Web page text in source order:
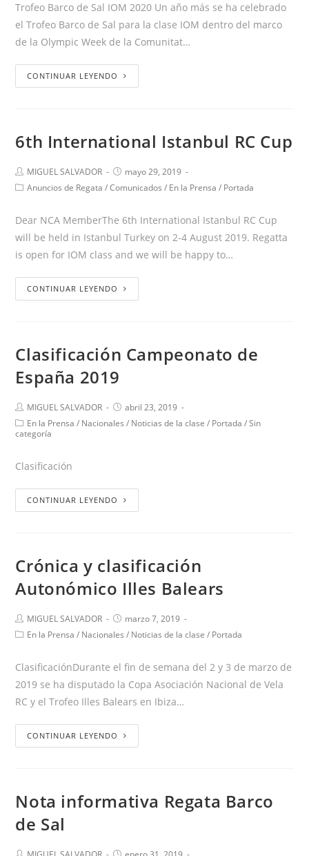
Trofeo Barco de Sal IOM 2020 Un año más se ha celebrado
el Trofeo Barco de Sal para la clase IOM dentro del marco
de la Olympic Week de la Comunitat…
CONTINUAR LEYENDO
6th International Istanbul RC Cup
MIGUEL SALVADOR
mayo 29, 2019
Anuncios de Regata / Comunicados / En la Prensa / Portada
Dear NCA MemberThe 6th International Istanbul RC Cup
will be held in Istanbul Turkey on 2-4 August 2019. Regatta
is open for IOM class and we will be happy to…
CONTINUAR LEYENDO
Clasificación Campeonato de
España 2019
MIGUEL SALVADOR
abril 23, 2019
En la Prensa / Nacionales / Noticias de la clase / Portada / Sin
categoría
Clasificación
CONTINUAR LEYENDO
Crónica y clasificación
Autonómico Illes Balears
MIGUEL SALVADOR
marzo 7, 2019
En la Prensa / Nacionales / Noticias de la clase / Portada
ClasificaciónDurante el fin de semana del 2 y 3 de marzo de
2019 se ha disputado la Copa Asociación Nacional de Vela
RC y el Trofeo Illes Balears en Ibiza…
CONTINUAR LEYENDO
Nota informativa Regata Barco
de Sal